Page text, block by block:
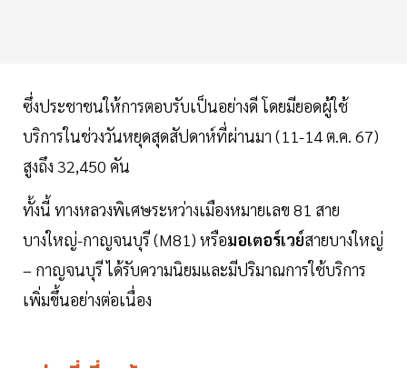
ซึ่งประชาชนให้การตอบรับเป็นอย่างดี โดยมียอดผู้ใช้
บริการในช่วงวันหยุดสุดสัปดาห์ที่ผ่านมา (11-14 ต.ค. 67)
สูงถึง 32,450 คัน
ทั้งนี้ ทางหลวงพิเศษระหว่างเมืองหมายเลข 81 สาย
บางใหญ่-กาญจนบุรี (M81) หรือมอเตอร์เวย์สายบางใหญ่
– กาญจนบุรี ได้รับความนิยมและมีปริมาณการใช้บริการ
เพิ่มขึ้นอย่างต่อเนื่อง